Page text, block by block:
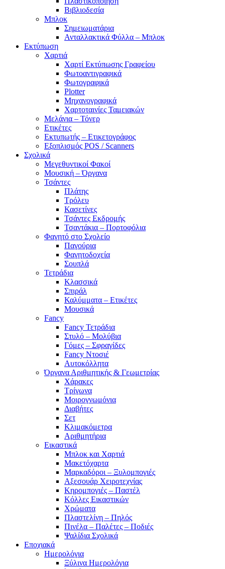
Βιβλιοδεσία
Μπλοκ
Σημειωματάρια
Ανταλλακτικά Φύλλα – Μπλοκ
Εκτύπωση
Χαρτιά
Χαρτί Εκτύπωσης Γραφείου
Φωτοαντιγραφικά
Φωτογραφικά
Plotter
Μηχανογραφικά
Χαρτοταινίες Ταμειακών
Μελάνια – Τόνερ
Ετικέτες
Εκτυπωτής – Ετικετογράφος
Εξοπλισμός POS / Scanners
Σχολικά
Μεγεθυντικοί Φακοί
Μουσική – Όργανα
Τσάντες
Πλάτης
Τρόλευ
Κασετίνες
Τσάντες Εκδρομής
Τσαντάκια – Πορτοφόλια
Φαγητό στο Σχολείο
Παγούρια
Φαγητοδοχεία
Σουπλά
Τετράδια
Κλασσικά
Σπιράλ
Καλύμματα – Ετικέτες
Μουσικά
Fancy
Fancy Τετράδια
Στυλό – Μολύβια
Γόμες – Σφραγίδες
Fancy Ντοσιέ
Αυτοκόλλητα
Όργανα Αριθμητικής & Γεωμετρίας
Χάρακες
Τρίγωνα
Mοιρογνωμόνια
Διαβήτες
Σετ
Κλιμακόμετρα
Αριθμητήρια
Εικαστικά
Μπλοκ και Χαρτιά
Μακετόχαρτα
Μαρκαδόροι – Ξυλομπογιές
Αξεσουάρ Χειροτεχνίας
Κηρομπογιές – Παστέλ
Κόλλες Εικαστικών
Χρώματα
Πλαστελίνη – Πηλός
Πινέλα – Παλέτες – Ποδιές
Ψαλίδια Σχολικά
Εποχιακά
Ημερολόγια
Ξύλινα Ημερολόγια